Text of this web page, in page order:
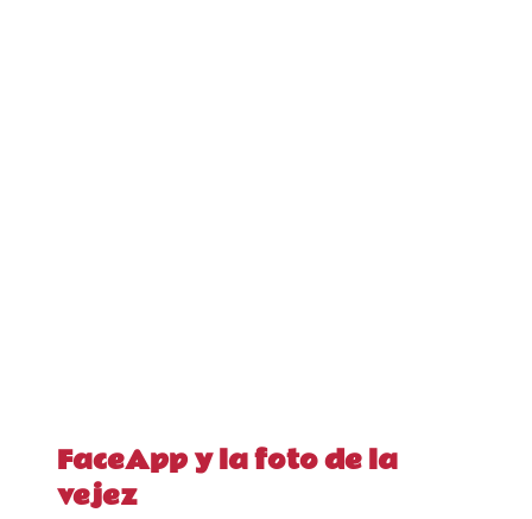
FaceApp y la foto de la
vejez